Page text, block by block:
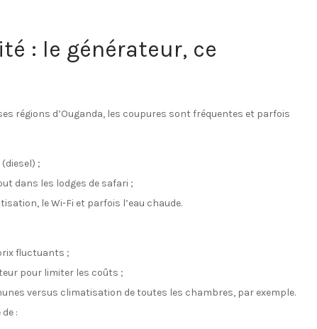
: le générateur, ce
régions d’Ouganda, les coupures sont fréquentes et parfois
;
dans les lodges de safari ;
le Wi-Fi et parfois l’eau chaude.
fluctuants ;
pour limiter les coûts ;
versus climatisation de toutes les chambres, par exemple.
: